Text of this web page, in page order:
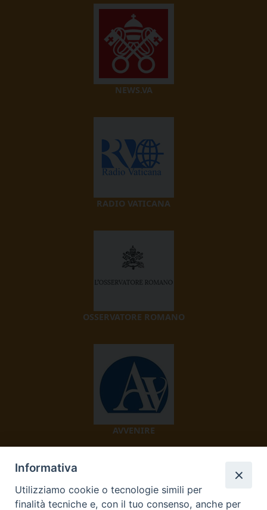
NEWS.VA
RADIO VATICANA
OSSERVATORE ROMANO
AVVENIRE
Informativa
Utilizziamo cookie o tecnologie simili per
finalità tecniche e, con il tuo consenso, anche per